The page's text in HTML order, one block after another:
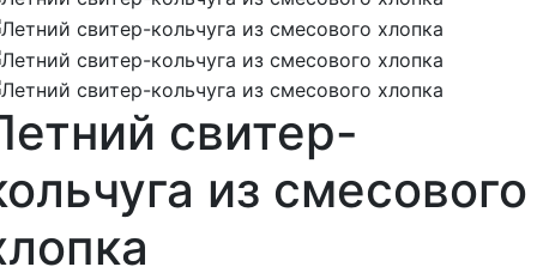
свитер-
из смесового